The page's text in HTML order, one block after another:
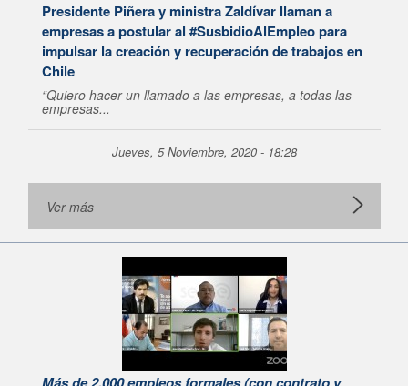
Presidente Piñera y ministra Zaldívar llaman a
empresas a postular al #SusbidioAlEmpleo para
impulsar la creación y recuperación de trabajos en
Chile
“Quiero hacer un llamado a las empresas, a todas las
empresas...
Jueves, 5 Noviembre, 2020 - 18:28
Ver más